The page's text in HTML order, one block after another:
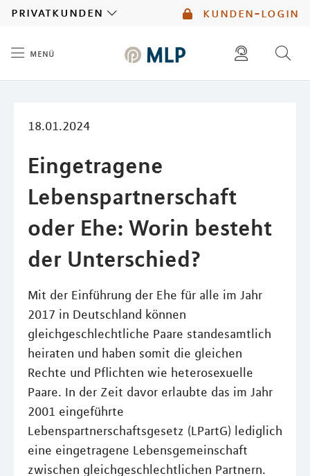
kunden-login
privatkunden
menü
18.01.2024
Eingetragene
Lebenspartnerschaft
oder Ehe: Worin besteht
der Unterschied?
Mit der Einführung der Ehe für alle im Jahr
2017 in Deutschland können
gleichgeschlechtliche Paare standesamtlich
heiraten und haben somit die gleichen
Rechte und Pflichten wie heterosexuelle
Paare. In der Zeit davor erlaubte das im Jahr
2001 eingeführte
Lebenspartnerschaftsgesetz (LPartG) lediglich
eine eingetragene Lebensgemeinschaft
zwischen gleichgeschlechtlichen Partnern.